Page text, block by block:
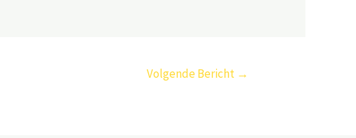
Volgende Bericht →